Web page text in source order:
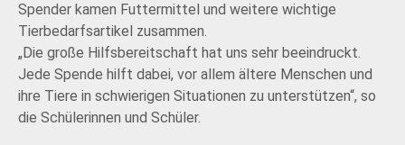
Spender kamen Futtermittel und weitere wichtige
Tierbedarfsartikel zusammen.
„Die große Hilfsbereitschaft hat uns sehr beeindruckt.
Jede Spende hilft dabei, vor allem ältere Menschen und
ihre Tiere in schwierigen Situationen zu unterstützen“, so
die Schülerinnen und Schüler.